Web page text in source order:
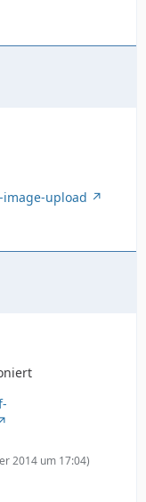
upload
2014 um 17:04)